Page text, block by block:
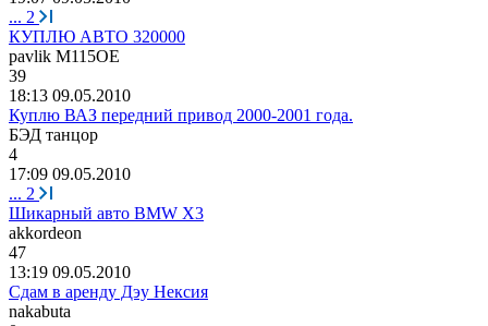
... 2
КУПЛЮ АВТО 320000
pavlik M115OE
39
18:13 09.05.2010
Куплю ВАЗ передний привод 2000-2001 года.
БЭД танцор
4
17:09 09.05.2010
... 2
Шикарный авто BMW X3
akkordeon
47
13:19 09.05.2010
Сдам в аренду Дэу Нексия
nakabuta